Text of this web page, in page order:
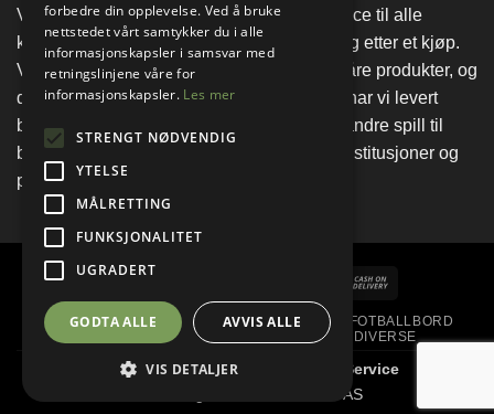
Vårt mål er at vi skal levere kvalitet og service til alle
kunder! Hos oss skal du få hjelp både før og etter et kjøp.
Vi har lang erfaring og god kunnskap om våre produkter, og
det skal være din trygghet. I mer enn 25 år har vi levert
biljardbord, air hockey, bordtennisbord og andre spill til
både lag og foreninger, ungdomsklubber, institusjoner og
private.
Visa MasterCard
Delivery
BILJARD BORDTENNIS SHUFFLEBOARD
FOTBALLBORD
DART TRAMPOLINER DIVERSE
Copyright 2026 ©Biljard Import & Service
Utviklet og driftet av WebCraft AS
forbedre din opplevelse. Ved å bruke
nettstedet vårt samtykker du i alle
informasjonskapsler i samsvar med
retningslinjene våre for
informasjonskapsler. Les mer
STRENGT NØDVENDIG
YTELSE
MÅLRETTING
FUNKSJONALITET
UGRADERT
GODTA ALLE AVVIS ALLE
VIS DETALJER